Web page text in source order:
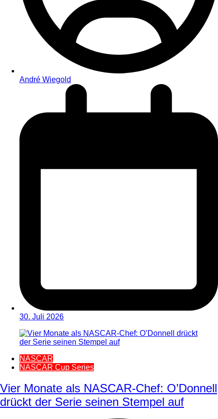
André Wiegold
30. Juli 2026
NASCAR
NASCAR Cup Series
Vier Monate als NASCAR-Chef: O’Donnell
drückt der Serie seinen Stempel auf